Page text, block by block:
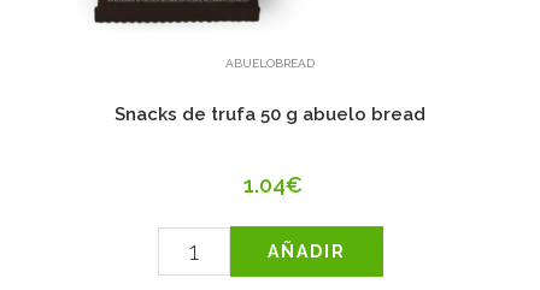
ABUELOBREAD
Snacks de trufa 50 g abuelo bread
1.04€
AÑADIR